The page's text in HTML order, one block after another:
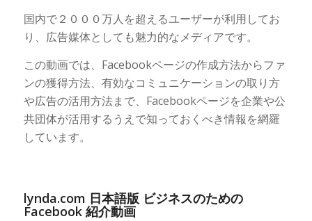
国内で２０００万人を超えるユーザーが利用してお
り、広告媒体としても魅力的なメディアです。
この動画では、Facebookページの作成方法からファ
ンの獲得方法、有効なコミュニケーションの取り方
や広告の活用方法まで、Facebookページを企業や公
共団体が活用するうえで知っておくべき情報を網羅
しています。
lynda.com 日本語版 ビジネスのための
Facebook 紹介動画